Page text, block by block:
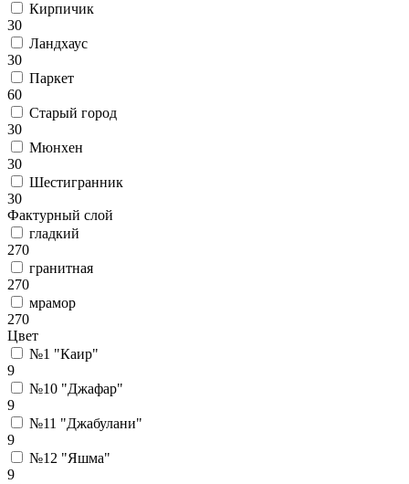
Кирпичик
30
Ландхаус
30
Паркет
60
Старый город
30
Мюнхен
30
Шестигранник
30
Фактурный слой
гладкий
270
гранитная
270
мрамор
270
Цвет
№1 "Каир"
9
№10 "Джафар"
9
№11 "Джабулани"
9
№12 "Яшма"
9